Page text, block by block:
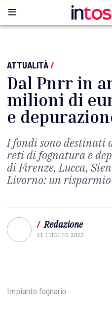
ATTUALITÀ/
Dal Pnrr in
milioni di
e
I fondi sono destinati
reti di fognatura e
di Firenze, Lucca,
Livorno: un
/ Redazione
11 LUGLIO 2023
Impianto fognario